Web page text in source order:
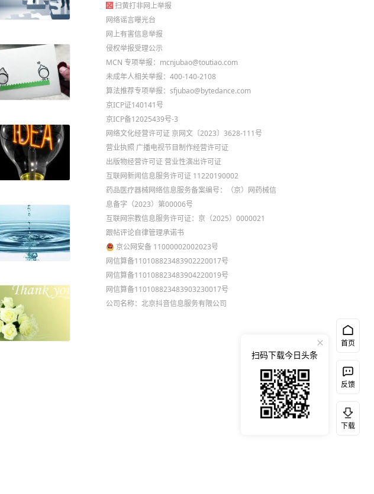
扫黄打非网上举报
网络谣言曝光台
网上有害信息举报
侵权举报受理公示
MCN 专项举报：mcnjubao@toutiao.com
未成年人相关举报：400-140-2108
算法推荐专项举报：sfjubao@bytedance.com
京ICP证140141号
京ICP备12025439号-3
网络文化经营许可证 京网文〔2023〕3628-111号
营业执照 广播电视节目制作经营许可证
出版物经营许可证 营业性演出许可证
互联网新闻信息服务许可证 11220190002
药品医疗器械网络信息服务备案编号：（京）网药械信
息备字（2023）第00006号
互联网宗教信息服务许可证：京（2025）0000021
跟帖评论自律管理承诺书
京公网安备 11000002002023号
网信算备110108823483902220017号
网信算备110108823483904220019号
网信算备110108823483903230017号
公司名称：北京抖音信息服务有限公司
首页
反馈
下载
扫码下载今日头条